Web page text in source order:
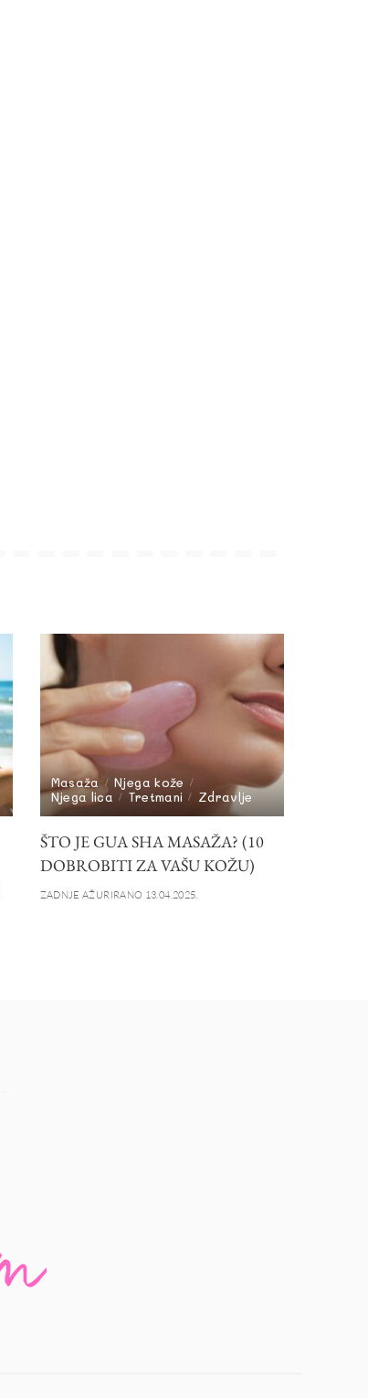
Masaža
Njega kože
Njega lica
Tretmani Zdravlje
ŠTO JE GUA SHA MASAŽA? (10
DOBROBITI ZA VAŠU KOŽU)
ZADNJE AŽURIRANO 13.04.2025.